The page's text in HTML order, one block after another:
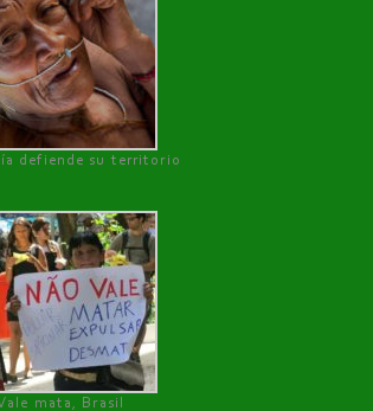
defiende su territorio
mata, Brasil